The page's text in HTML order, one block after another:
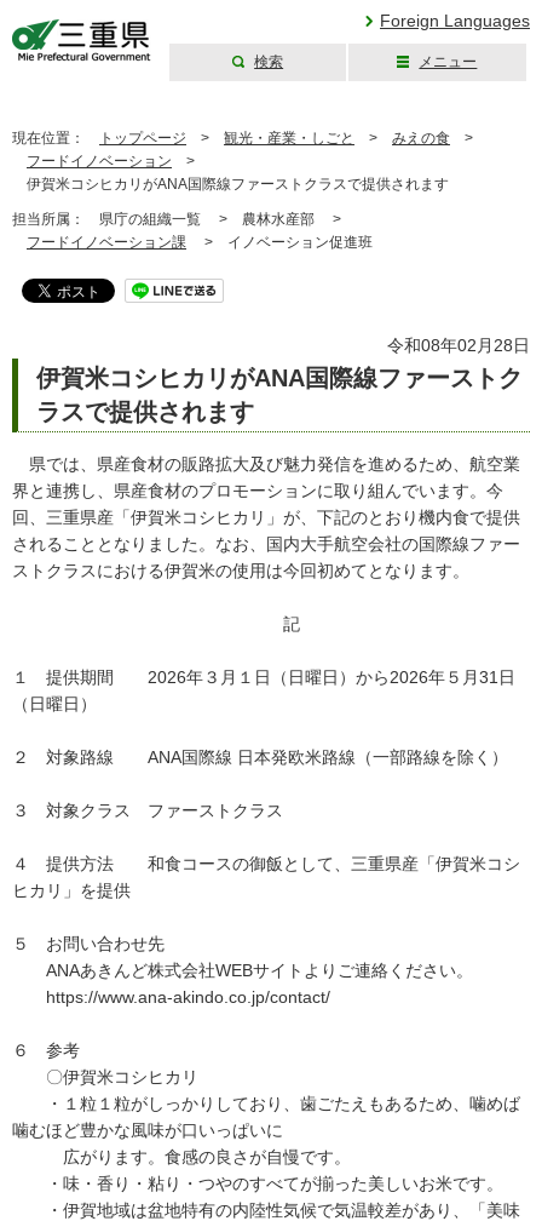
Foreign Languages
検索 メニュー
現在位置： トップページ > 観光・産業・しごと > みえの食 >
フードイノベーション >
伊賀米コシヒカリがANA国際線ファーストクラスで提供されます
担当所属： 県庁の組織一覧 > 農林水産部 >
フードイノベーション課 > イノベーション促進班
令和08年02月28日
伊賀米コシヒカリがANA国際線ファーストク
ラスで提供されます
県では、県産食材の販路拡大及び魅力発信を進めるため、航空業
界と連携し、県産食材のプロモーションに取り組んでいます。今
回、三重県産「伊賀米コシヒカリ」が、下記のとおり機内食で提供
されることとなりました。なお、国内大手航空会社の国際線ファー
ストクラスにおける伊賀米の使用は今回初めてとなります。
記
１ 提供期間 2026年３月１日（日曜日）から2026年５月31日
（日曜日）
２ 対象路線 ANA国際線 日本発欧米路線（一部路線を除く）
３ 対象クラス ファーストクラス
４ 提供方法 和食コースの御飯として、三重県産「伊賀米コシ
ヒカリ」を提供
５ お問い合わせ先
ANAあきんど株式会社WEBサイトよりご連絡ください。
https://www.ana-akindo.co.jp/contact/
６ 参考
〇伊賀米コシヒカリ
・１粒１粒がしっかりしており、歯ごたえもあるため、噛めば
噛むほど豊かな風味が口いっぱいに
広がります。食感の良さが自慢です。
・味・香り・粘り・つやのすべてが揃った美しいお米です。
・伊賀地域は盆地特有の内陸性気候で気温較差があり、「美味